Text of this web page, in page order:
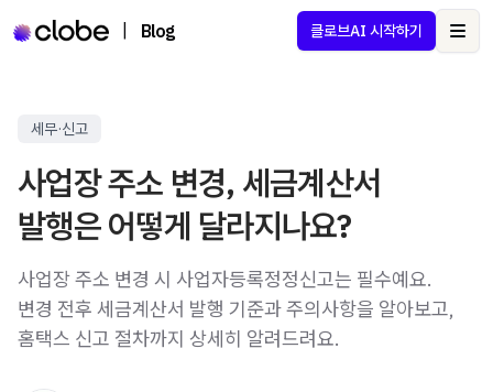
Blog 클로브AI 시작하기
세무·신고
사업장 주소 변경, 세금계산서
발행은 어떻게 달라지나요?
사업장 주소 변경 시 사업자등록정정신고는 필수예요.
변경 전후 세금계산서 발행 기준과 주의사항을 알아보고,
홈택스 신고 절차까지 상세히 알려드려요.